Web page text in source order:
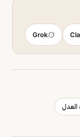
Grok
العدل